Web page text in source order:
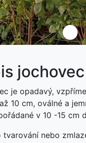
je opadavý,
10 cm, oválné a
v 10 -15 cm
tvarování nebo